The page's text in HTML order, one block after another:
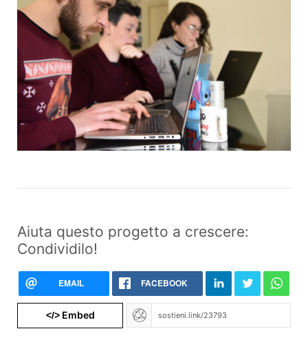
Aiuta questo progetto a crescere:
Condividilo!
EMAIL FACEBOOK
</>Embed